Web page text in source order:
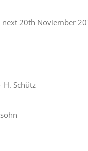
20th Noviember
H. Schütz